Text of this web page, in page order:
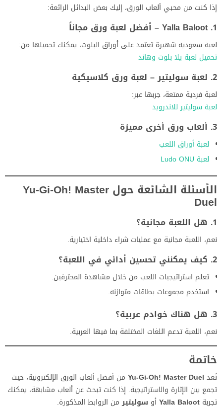
إذا كنت من محبي ألعاب الورق، إليك بعض البدائل الرائعة:
1. Yalla Baloot – أفضل لعبة ورق مجاناً
لعبة سعودية شهيرة تعتمد على أوراق البلوت، يمكنك تحميلها من:
تحميل لعبة يلا بلوت وهاند
2. لعبة سوليتير – لعبة ورق كلاسيكية
لعبة فردية ممتعة، جربها عبر:
لعبة سوليتير للاندرويد
3. ألعاب ورق أخرى مميزة
لعبة أوراق اللعب
لعبة Ludo ONU
الأسئلة الشائعة حول Yu-Gi-Oh! Master
Duel
1. هل اللعبة مجانية؟
نعم، اللعبة مجانية مع عمليات شراء داخلية اختيارية.
2. كيف يمكنني تحسين أدائي في اللعبة؟
تعلم استراتيجيات اللعب من خلال مشاهدة المحترفين.
استخدم مجموعات بطاقات متوازنة.
3. هل هناك خوادم عربية؟
نعم، اللعبة تدعم اللغات المختلفة بما فيها العربية.
خاتمة
تُعد Yu-Gi-Oh! Master Duel من أفضل ألعاب الورق الإلكترونية، حيث
تجمع بين الإثارة والاستراتيجية. إذا كنت تبحث عن ألعاب مشابهة، يمكنك
تجربة Yalla Balootأو سوليتيرمن الروابط المذكورة.